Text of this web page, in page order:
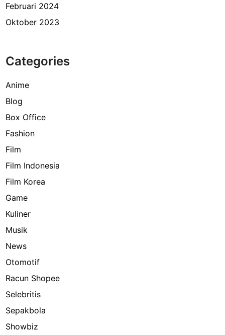
Februari 2024
Oktober 2023
Categories
Anime
Blog
Box Office
Fashion
Film
Film Indonesia
Film Korea
Game
Kuliner
Musik
News
Otomotif
Racun Shopee
Selebritis
Sepakbola
Showbiz